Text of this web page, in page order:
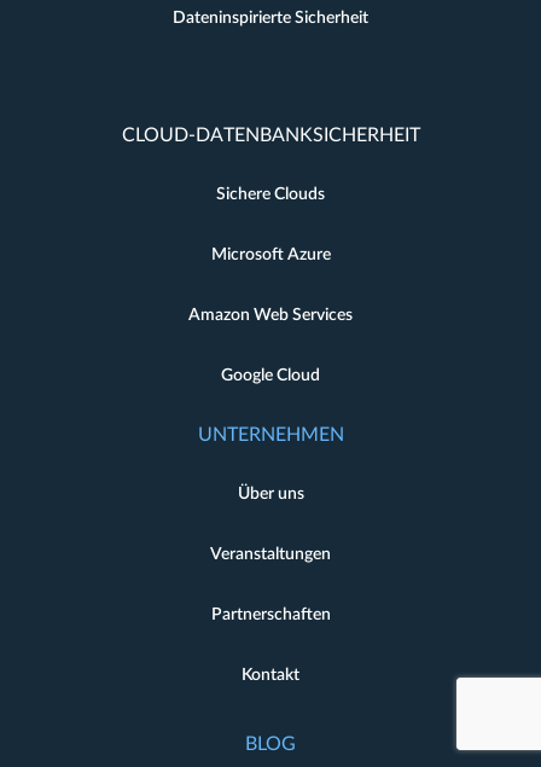
Dateninspirierte Sicherheit
CLOUD-DATENBANKSICHERHEIT
Sichere Clouds
Microsoft Azure
Amazon Web Services
Google Cloud
UNTERNEHMEN
Über uns
Veranstaltungen
Partnerschaften
Kontakt
BLOG